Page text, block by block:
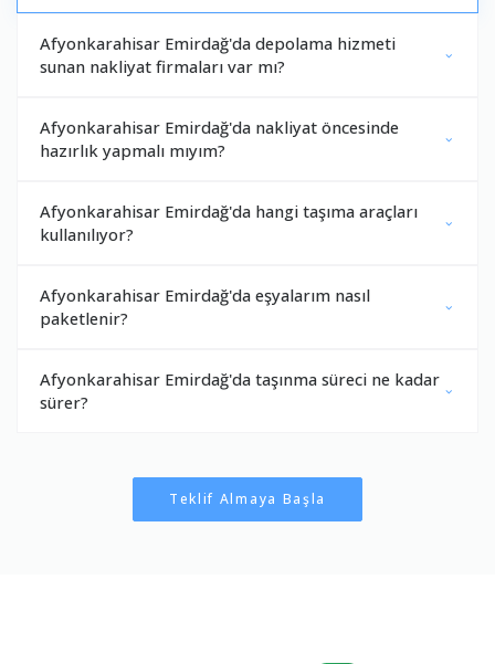
Afyonkarahisar Emirdağ'da depolama hizmeti
sunan nakliyat firmaları var mı?
Afyonkarahisar Emirdağ'da nakliyat öncesinde
hazırlık yapmalı mıyım?
Afyonkarahisar Emirdağ'da hangi taşıma araçları
kullanılıyor?
Afyonkarahisar Emirdağ'da eşyalarım nasıl
paketlenir?
Afyonkarahisar Emirdağ'da taşınma süreci ne kadar
sürer?
Teklif Almaya Başla